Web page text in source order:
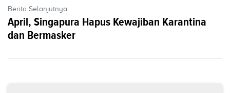
Berita Selanjutnya
April, Singapura Hapus Kewajiban Karantina
dan Bermasker